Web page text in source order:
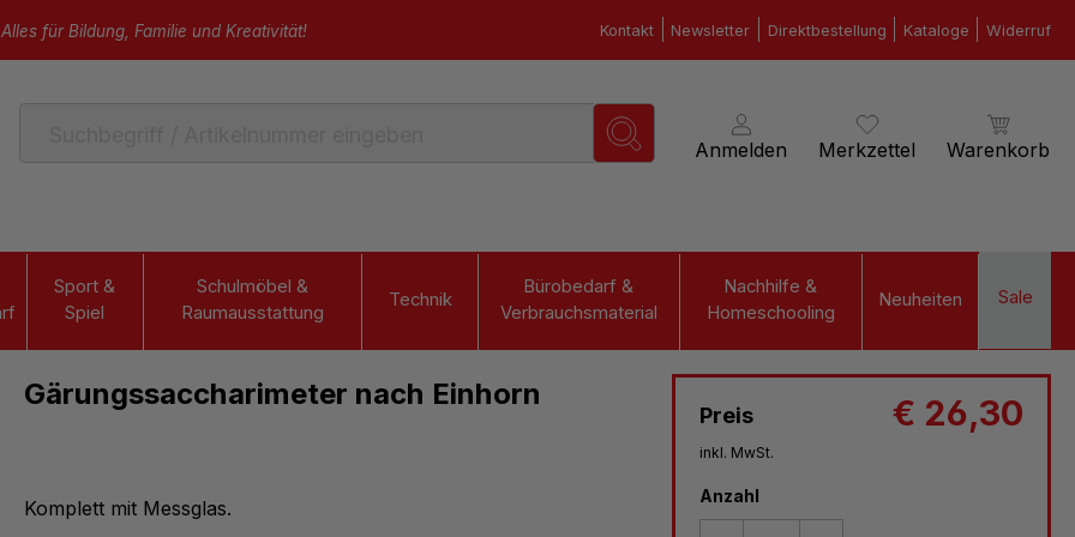
Alles für Bildung, Familie und Kreativität! Kontakt Newsletter Direktbestellung Kataloge Widerruf
Anmelden Merkzettel Warenkorb
Sport &
Spiel
Schulmöbel &
Raumausstattung
Technik
Bürobedarf &
Verbrauchsmaterial
Nachhilfe &
Homeschooling
Neuheiten Sale
Preis € 26,30
inkl. MwSt.
Anzahl
Gärungssaccharimeter nach Einhorn
Komplett mit Messglas.